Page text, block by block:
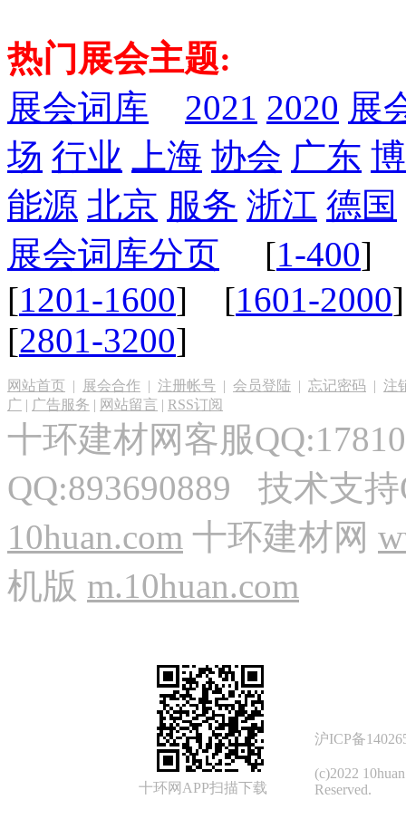
热门展会主题:
展会词库
2021 2020 展
场 行业 上海 协会 广东
能源 北京 服务 浙江 德国
展会词库分页 [1-400]
[1201-1600] [1601-2000
[2801-3200]
网站首页 | 展会合作 | 注册帐号 | 会员登陆 | 忘记密码 | 注
广 | 广告服务 | 网站留言 | RSS订阅
十环建材网客服
QQ:893690889 技术支
10huan.com 十环建材网
机版 m.10huan.com
十环网APP扫描下载
沪ICP备
(c)2022
Reserved.